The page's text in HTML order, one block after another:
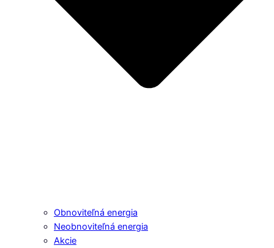
Obnoviteľná energia
Neobnoviteľná energia
Akcie